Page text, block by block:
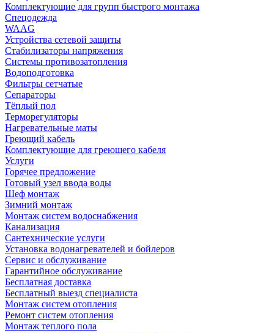
Комплектующие для групп быстрого монтажа
Спецодежда
WAAG
Устройства сетевой защиты
Стабилизаторы напряжения
Системы противозатопления
Водоподготовка
Фильтры сетчатые
Сепараторы
Тёплый пол
Терморегуляторы
Нагревательные маты
Греющий кабель
Комплектующие для греющего кабеля
Услуги
Горячее предложение
Готовый узел ввода воды
Шеф монтаж
Зимний монтаж
Монтаж систем водоснабжения
Канализация
Сантехнические услуги
Установка водонагревателей и бойлеров
Сервис и обслуживание
Гарантийное обслуживание
Бесплатная доставка
Бесплатный выезд специалиста
Монтаж систем отопления
Ремонт систем отопления
Монтаж теплого пола